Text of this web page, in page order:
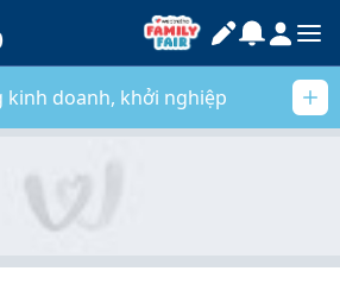
kinh doanh, khởi nghiệp